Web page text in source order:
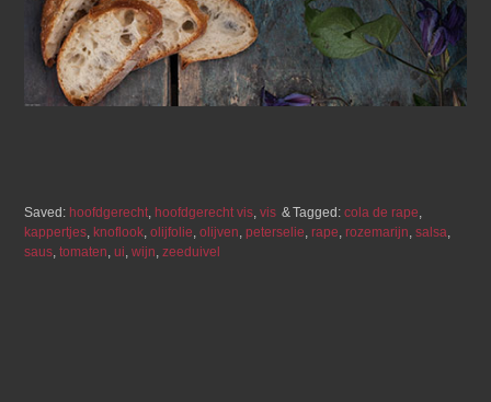
Saved: hoofdgerecht hoofdgerecht vis ,vis Tagged:cola de rape
kappertjes
knoflook ,olijfolie ,olijven ,peterselie ,rape ,rozemarijn ,salsa
saus ,tomaten ,ui ,wijn ,zeeduivel